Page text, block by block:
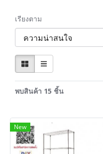
เรียงตาม
พบสินค้า 15 ชิ้น
New